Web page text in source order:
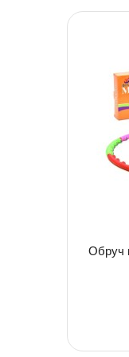
Обруч